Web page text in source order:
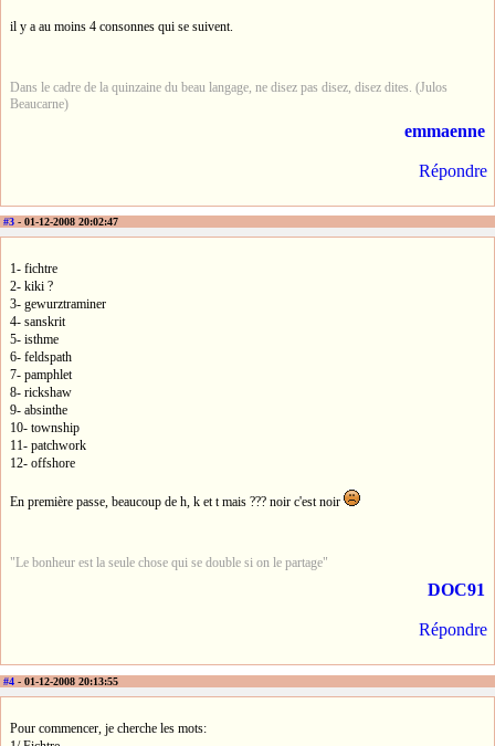
il y a au moins 4 consonnes qui se suivent.
Dans le cadre de la quinzaine du beau langage, ne disez pas disez, disez dites. (Julos
Beaucarne)
emmaenne
Répondre
#3 - 01-12-2008 20:02:47
1- fichtre
2- kiki ?
3- gewurztraminer
4- sanskrit
5- isthme
6- feldspath
7- pamphlet
8- rickshaw
9- absinthe
10- township
11- patchwork
12- offshore
En première passe, beaucoup de h, k et t mais ??? noir c'est noir
"Le bonheur est la seule chose qui se double si on le partage"
DOC91
Répondre
#4 - 01-12-2008 20:13:55
Pour commencer, je cherche les mots: